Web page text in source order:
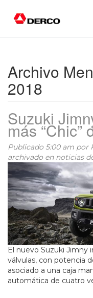
Archivo
2018
Suzuki
más “Chic”
Publicado 5:00 am por
archivado en noticias
El nuevo Suzuki Jimny
válvulas, con potencia
asociado a una caja
automática de cuatro